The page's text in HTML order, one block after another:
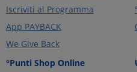
Iscriviti al Programma
App PAYBACK
We Give Back
°Punti Shop Online